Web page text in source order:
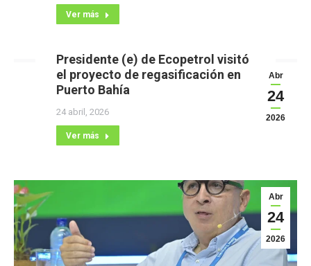
Ver más
Abr
24
2026
Presidente (e) de Ecopetrol visitó
el proyecto de regasificación en
Puerto Bahía
24 abril, 2026
Ver más
Abr
24
2026